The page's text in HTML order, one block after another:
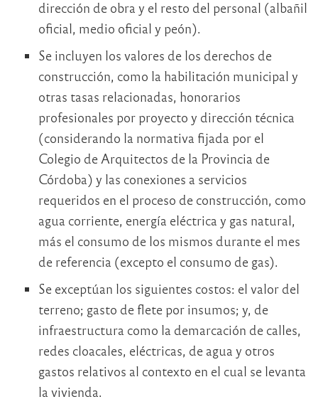
dirección de obra y el resto del personal (albañil
oficial, medio oficial y peón).
Se incluyen los valores de los derechos de
construcción, como la habilitación municipal y
otras tasas relacionadas, honorarios
profesionales por proyecto y dirección técnica
(considerando la normativa fijada por el
Colegio de Arquitectos de la Provincia de
Córdoba) y las conexiones a servicios
requeridos en el proceso de construcción, como
agua corriente, energía eléctrica y gas natural,
más el consumo de los mismos durante el mes
de referencia (excepto el consumo de gas).
Se exceptúan los siguientes costos: el valor del
terreno; gasto de flete por insumos; y, de
infraestructura como la demarcación de calles,
redes cloacales, eléctricas, de agua y otros
gastos relativos al contexto en el cual se levanta
la vivienda.